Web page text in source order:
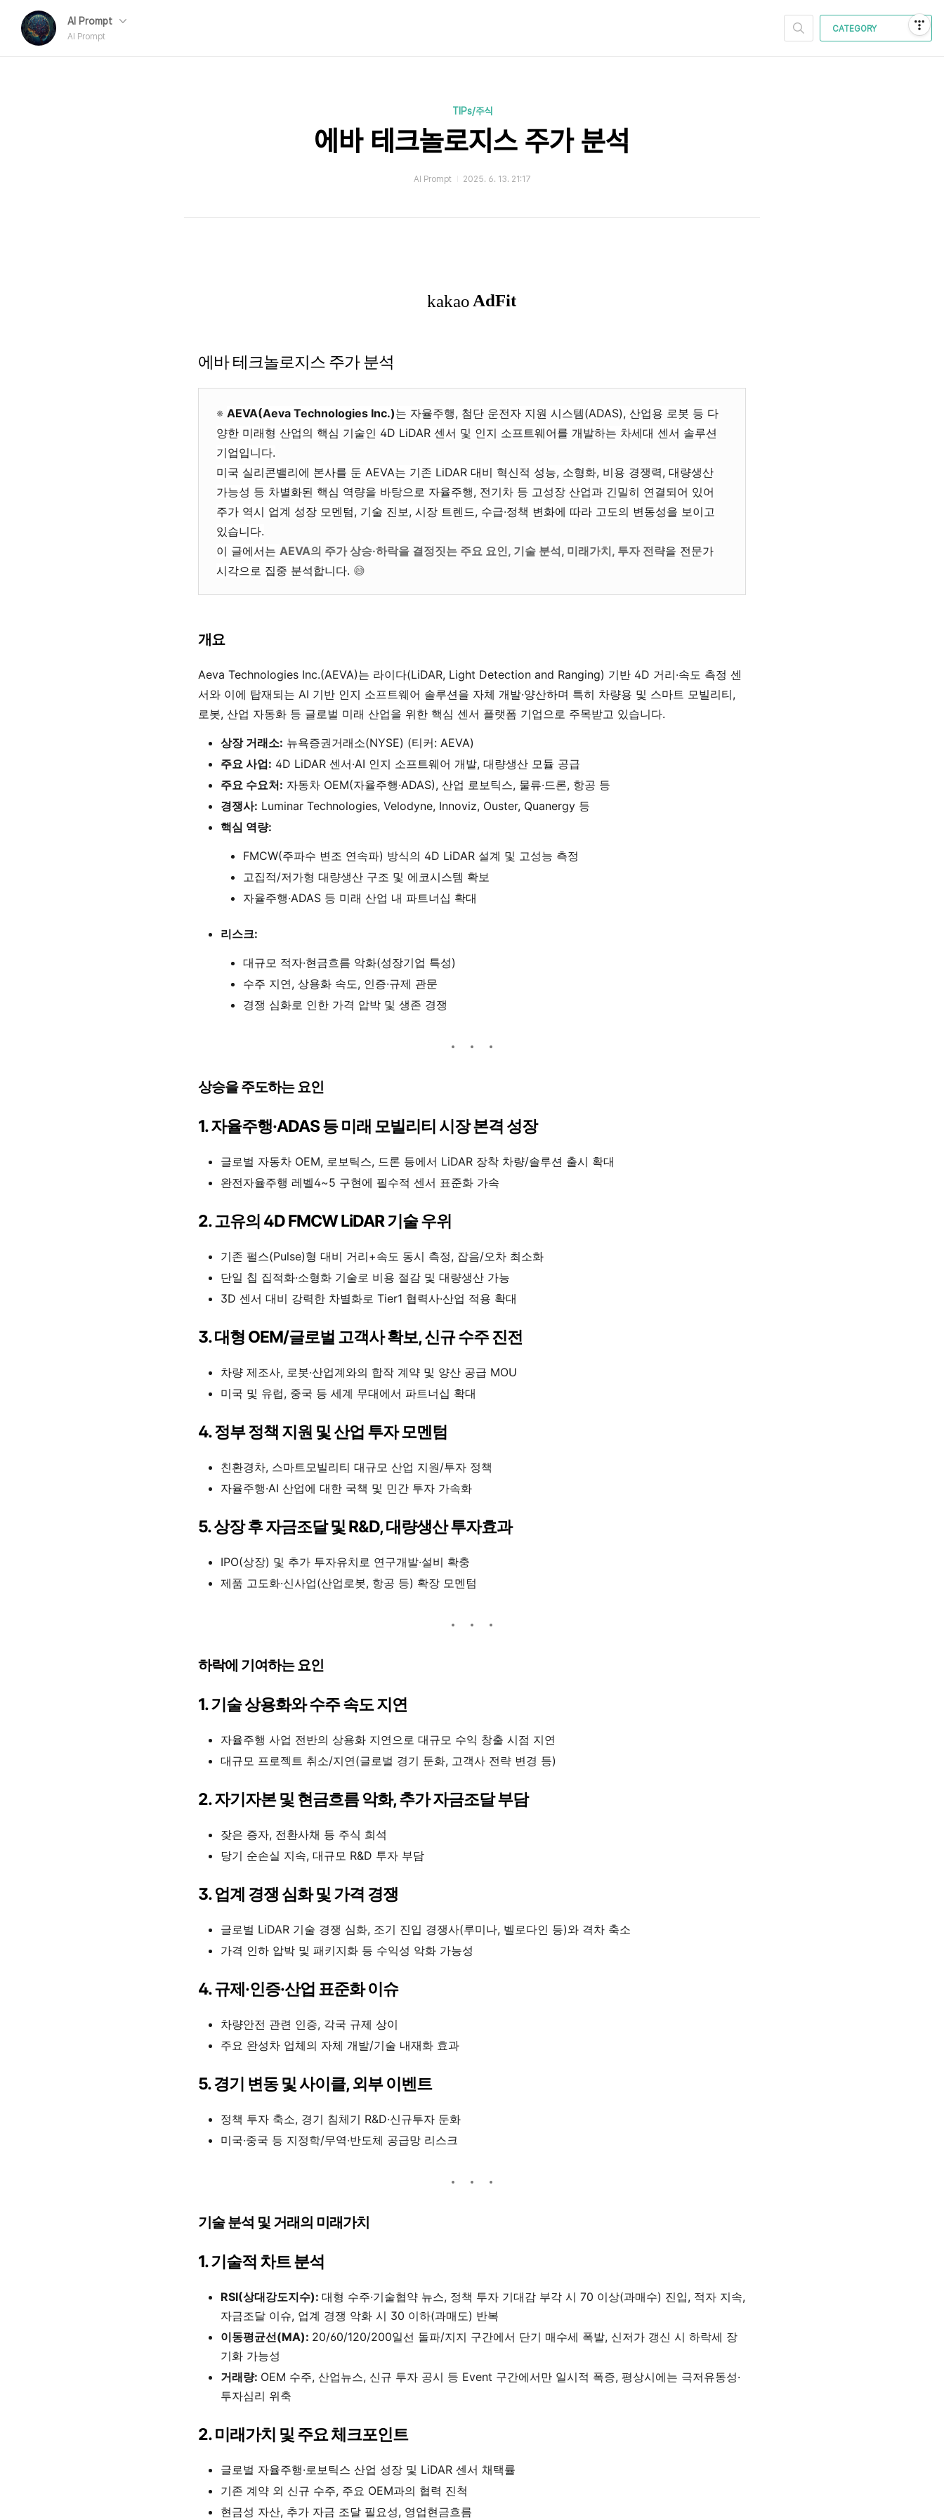
AI Prompt
AI Prompt
CATEGORY
TIPs/주식
에바 테크놀로지스 주가 분석
AI Prompt 2025. 6. 13. 21:17
에바 테크놀로지스 주가 분석
※ AEVA(Aeva Technologies Inc.)는 자율주행, 첨단 운전자 지원 시스템(ADAS), 산업용 로봇 등 다
양한 미래형 산업의 핵심 기술인 4D LiDAR 센서 및 인지 소프트웨어를 개발하는 차세대 센서 솔루션
기업입니다.
미국 실리콘밸리에 본사를 둔 AEVA는 기존 LiDAR 대비 혁신적 성능, 소형화, 비용 경쟁력, 대량생산
가능성 등 차별화된 핵심 역량을 바탕으로 자율주행, 전기차 등 고성장 산업과 긴밀히 연결되어 있어
주가 역시 업계 성장 모멘텀, 기술 진보, 시장 트렌드, 수급·정책 변화에 따라 고도의 변동성을 보이고
있습니다.
이 글에서는 AEVA의 주가 상승·하락을 결정짓는 주요 요인, 기술 분석, 미래가치, 투자 전략을 전문가
시각으로 집중 분석합니다. 😅
개요
Aeva Technologies Inc.(AEVA)는 라이다(LiDAR, Light Detection and Ranging) 기반 4D 거리·속도 측정 센
서와 이에 탑재되는 AI 기반 인지 소프트웨어 솔루션을 자체 개발·양산하며 특히 차량용 및 스마트 모빌리티,
로봇, 산업 자동화 등 글로벌 미래 산업을 위한 핵심 센서 플랫폼 기업으로 주목받고 있습니다.
상장 거래소: 뉴욕증권거래소(NYSE) (티커: AEVA)
주요 사업: 4D LiDAR 센서·AI 인지 소프트웨어 개발, 대량생산 모듈 공급
주요 수요처: 자동차 OEM(자율주행·ADAS), 산업 로보틱스, 물류·드론, 항공 등
경쟁사: Luminar Technologies, Velodyne, Innoviz, Ouster, Quanergy 등
핵심 역량:
FMCW(주파수 변조 연속파) 방식의 4D LiDAR 설계 및 고성능 측정
고집적/저가형 대량생산 구조 및 에코시스템 확보
자율주행·ADAS 등 미래 산업 내 파트너십 확대
리스크:
대규모 적자·현금흐름 악화(성장기업 특성)
수주 지연, 상용화 속도, 인증·규제 관문
경쟁 심화로 인한 가격 압박 및 생존 경쟁
상승을 주도하는 요인
1. 자율주행·ADAS 등 미래 모빌리티 시장 본격 성장
글로벌 자동차 OEM, 로보틱스, 드론 등에서 LiDAR 장착 차량/솔루션 출시 확대
완전자율주행 레벨4~5 구현에 필수적 센서 표준화 가속
2. 고유의 4D FMCW LiDAR 기술 우위
기존 펄스(Pulse)형 대비 거리+속도 동시 측정, 잡음/오차 최소화
단일 칩 집적화·소형화 기술로 비용 절감 및 대량생산 가능
3D 센서 대비 강력한 차별화로 Tier1 협력사·산업 적용 확대
3. 대형 OEM/글로벌 고객사 확보, 신규 수주 진전
차량 제조사, 로봇·산업계와의 합작 계약 및 양산 공급 MOU
미국 및 유럽, 중국 등 세계 무대에서 파트너십 확대
4. 정부 정책 지원 및 산업 투자 모멘텀
친환경차, 스마트모빌리티 대규모 산업 지원/투자 정책
자율주행·AI 산업에 대한 국책 및 민간 투자 가속화
5. 상장 후 자금조달 및 R&D, 대량생산 투자효과
IPO(상장) 및 추가 투자유치로 연구개발·설비 확충
제품 고도화·신사업(산업로봇, 항공 등) 확장 모멘텀
하락에 기여하는 요인
1. 기술 상용화와 수주 속도 지연
자율주행 사업 전반의 상용화 지연으로 대규모 수익 창출 시점 지연
대규모 프로젝트 취소/지연(글로벌 경기 둔화, 고객사 전략 변경 등)
2. 자기자본 및 현금흐름 악화, 추가 자금조달 부담
잦은 증자, 전환사채 등 주식 희석
당기 순손실 지속, 대규모 R&D 투자 부담
3. 업계 경쟁 심화 및 가격 경쟁
글로벌 LiDAR 기술 경쟁 심화, 조기 진입 경쟁사(루미나, 벨로다인 등)와 격차 축소
가격 인하 압박 및 패키지화 등 수익성 악화 가능성
4. 규제·인증·산업 표준화 이슈
차량안전 관련 인증, 각국 규제 상이
주요 완성차 업체의 자체 개발/기술 내재화 효과
5. 경기 변동 및 사이클, 외부 이벤트
정책 투자 축소, 경기 침체기 R&D·신규투자 둔화
미국·중국 등 지정학/무역·반도체 공급망 리스크
기술 분석 및 거래의 미래가치
1. 기술적 차트 분석
RSI(상대강도지수): 대형 수주·기술협약 뉴스, 정책 투자 기대감 부각 시 70 이상(과매수) 진입, 적자 지속,
자금조달 이슈, 업계 경쟁 악화 시 30 이하(과매도) 반복
이동평균선(MA): 20/60/120/200일선 돌파/지지 구간에서 단기 매수세 폭발, 신저가 갱신 시 하락세 장
기화 가능성
거래량: OEM 수주, 산업뉴스, 신규 투자 공시 등 Event 구간에서만 일시적 폭증, 평상시에는 극저유동성·
투자심리 위축
2. 미래가치 및 주요 체크포인트
글로벌 자율주행·로보틱스 산업 성장 및 LiDAR 센서 채택률
기존 계약 외 신규 수주, 주요 OEM과의 협력 진척
현금성 자산, 추가 자금 조달 필요성, 영업현금흐름